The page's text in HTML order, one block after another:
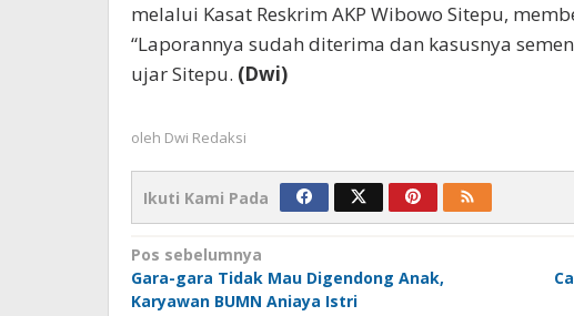
melalui Kasat Reskrim AKP Wibowo Sitepu,
“Laporannya sudah diterima dan kasusnya
ujar Sitepu. (Dwi)
oleh Dwi Redaksi
Ikuti Kami Pada
Navigasi
pos
Pos sebelumnya
Gara-gara Tidak Mau Digendong Anak,
Karyawan BUMN Aniaya Istri